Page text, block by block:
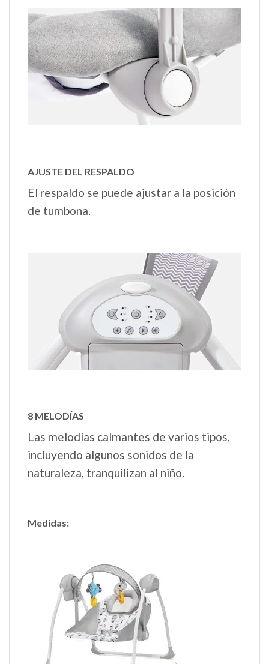
AJUSTE DEL RESPALDO
El respaldo se puede ajustar a la posición
de tumbona.
8 MELODÍAS
Las melodías calmantes de varios tipos,
incluyendo algunos sonidos de la
naturaleza, tranquilizan al niño.
Medidas: